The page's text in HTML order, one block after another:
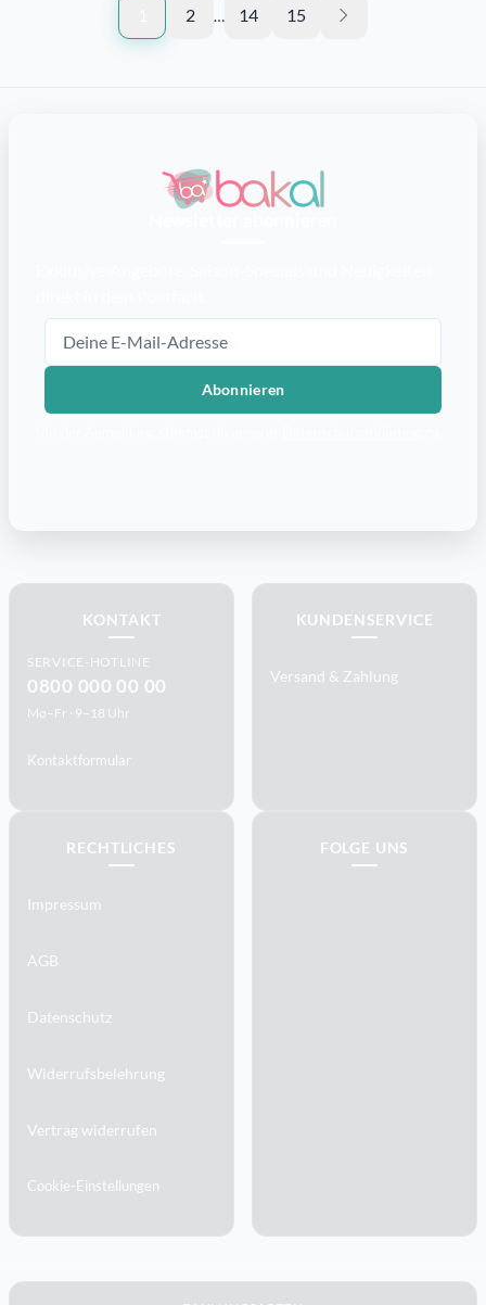
2 … 14 15
E-Mail-Adresse
Abonnieren
KONTAKT
SERVICE-HOTLINE
0800 000 00 00
Mo–Fr · 9–18 Uhr
Kontaktformular
KUNDENSERVICE
Versand & Zahlung
RECHTLICHES
Impressum
AGB
Datenschutz
Widerrufsbelehrung
Vertrag widerrufen
Cookie-Einstellungen
FOLGE UNS